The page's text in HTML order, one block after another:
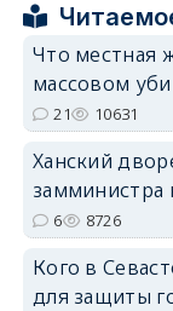
Что местная
массовом
21 10631
Ханский
6 8726
Кого в
для защиты